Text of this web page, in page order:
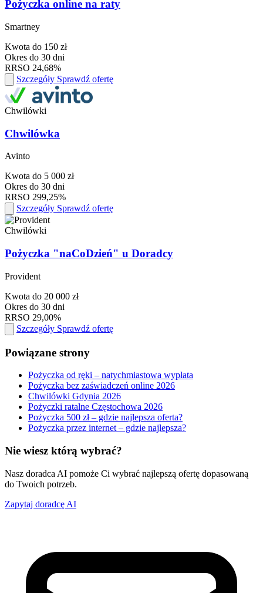
Pożyczka online na raty
Smartney
Kwota do 150 zł
Okres do 30 dni
RRSO 24,68%
Szczegóły Sprawdź ofertę
Chwilówki
Chwilówka
Avinto
Kwota do 5 000 zł
Okres do 30 dni
RRSO 299,25%
Szczegóły Sprawdź ofertę
Chwilówki
Pożyczka "naCoDzień" u Doradcy
Provident
Kwota do 20 000 zł
Okres do 30 dni
RRSO 29,00%
Szczegóły Sprawdź ofertę
Powiązane strony
Pożyczka od ręki – natychmiastowa wypłata
Pożyczka bez zaświadczeń online 2026
Chwilówki Gdynia 2026
Pożyczki ratalne Częstochowa 2026
Pożyczka 500 zł – gdzie najlepsza oferta?
Pożyczka przez internet – gdzie najlepsza?
Nie wiesz którą wybrać?
Nasz doradca AI pomoże Ci wybrać najlepszą ofertę dopasowaną
do Twoich potrzeb.
Zapytaj doradcę AI